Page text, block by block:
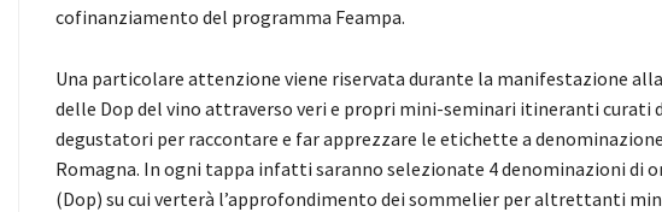
cofinanziamento del programma Feampa.
Una particolare attenzione viene riservata durante la manifestazione
delle Dop del vino attraverso veri e propri mini-seminari itineranti curati
degustatori per raccontare e far apprezzare le etichette a
Romagna. In ogni tappa infatti saranno selezionate 4 denominazioni di
(Dop) su cui verterà l’approfondimento dei sommelier per altrettanti